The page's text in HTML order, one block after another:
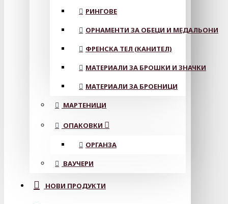
РИНГОВЕ
ОРНАМЕНТИ ЗА ОБЕЦИ И МЕДАЛЬОНИ
ФРЕНСКА ТЕЛ (КАНИТЕЛ)
МАТЕРИАЛИ ЗА БРОШКИ И ЗНАЧКИ
МАТЕРИАЛИ ЗА БРОЕНИЦИ
МАРТЕНИЦИ
ОПАКОВКИ
ОРГАНЗА
ВАУЧЕРИ
НОВИ ПРОДУКТИ